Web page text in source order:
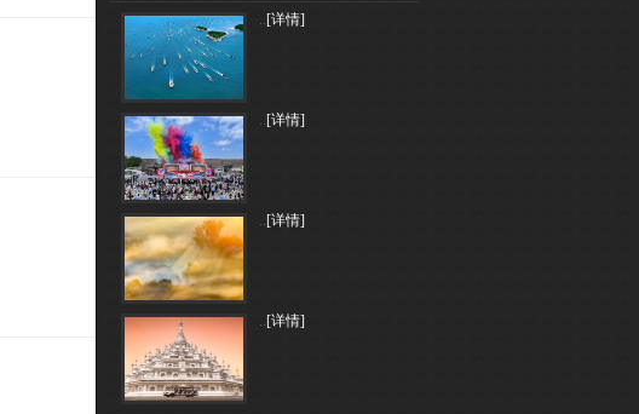
..[详情]
..[详情]
..[详情]
..[详情]